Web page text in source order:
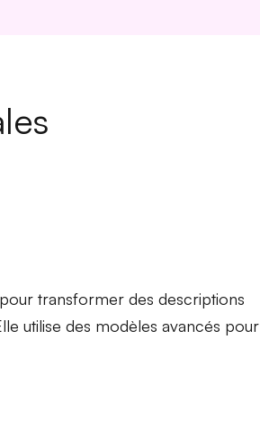
transformer des descriptions
utilise des modèles avancés pour